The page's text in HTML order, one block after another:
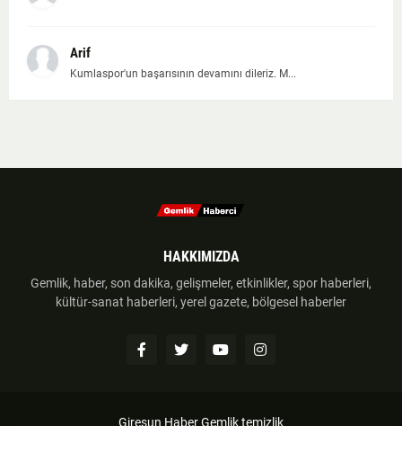
Arif
Kumlaspor'un başarısının devamını dileriz. M...
HAKKIMIZDA
Gemlik, haber, son dakika, gelişmeler, etkinlikler, spor haberleri,
kültür-sanat haberleri, yerel gazete, bölgesel haberler
Giresun HaberGemlik temizlik